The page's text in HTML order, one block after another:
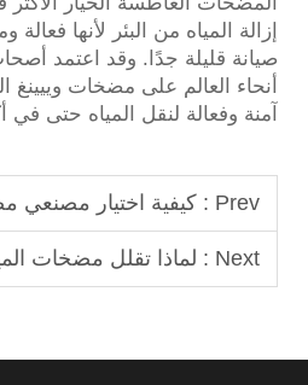
إزالة المياه من البئر لأنها فعالة
صيانة قليلة جدًا. وقد اعتمد
أنحاء العالم على مضخات وييينغ
آمنة وفعالة لنقل المياه حتى
Prev : كيفية اختيار مصنعي
Next : لماذا تقلل مضخات